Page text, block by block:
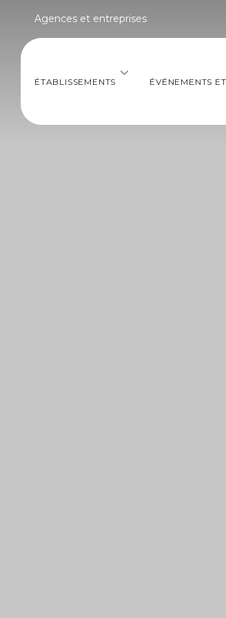
Agences et entreprises
ÉTABLISSEMENTS ÉVÉNEMENTS